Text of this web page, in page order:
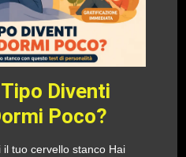
Diventi
Poco?
tuo cervello stanco Hai